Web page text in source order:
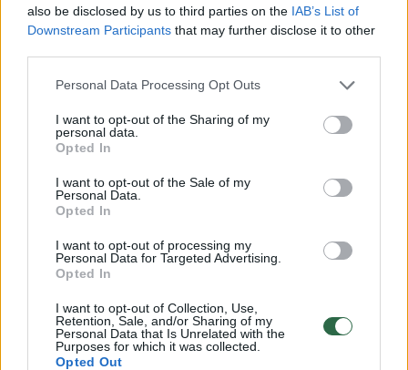
also be disclosed by us to third parties on the IAB’s List of
Downstream Participants that may further disclose it to other
Personal Data Processing Opt Outs
I want to opt-out of the Sharing of my
personal data.
Opted In
I want to opt-out of the Sale of my
Personal Data.
Opted In
I want to opt-out of processing my
Personal Data for Targeted Advertising.
Opted In
I want to opt-out of Collection, Use,
Retention, Sale, and/or Sharing of my
Personal Data that Is Unrelated with the
Purposes for which it was collected.
Opted Out
Žinios | Gyvenimo būdas
Žiūrovė užfiksavo D. Butkutės ir A. Mamontovo duetą
Kėdainiuose – iškilmingas „Vikondos“ jubiliejus
Žinios | Pramogos
Padėkite surasti Dž. Butkutės koncerte smurtavusią
Žinios | Lietuvos diena